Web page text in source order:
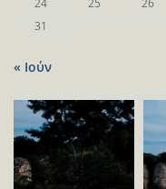
31
« Ιούν